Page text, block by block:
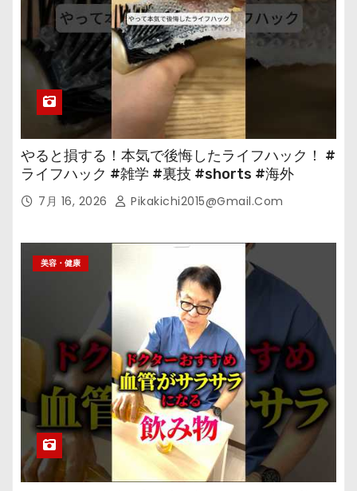
やると損する！本気で後悔したライフハック！ #
ライフハック #雑学 #裏技 #shorts #海外
7月 16, 2026 Pikakichi2015@gmail.com
美容・健康